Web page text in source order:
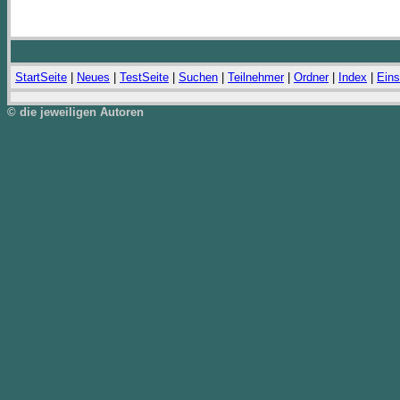
StartSeite Neues TestSeite Suchen Teilnehmer| Ordner| Index
© die jeweiligen Autoren